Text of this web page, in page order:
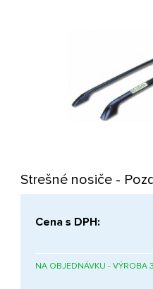
Strešné nosiče -
Cena s DPH:
NA OBJEDNÁVKU - VÝROBA